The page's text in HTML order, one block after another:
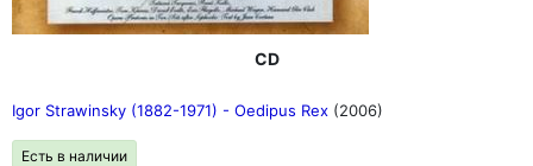
CD
Igor Strawinsky (1882-1971) - Oedipus Rex (2006)
Есть в наличии